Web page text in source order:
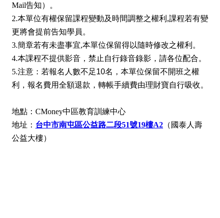
Mail告知）。
2.本單位有權保留課程變動及時間調整之權利,課程若有變
更將會提前告知學員。
3.簡章若有未盡事宜,本單位保留得以隨時修改之權利。
4.本課程不提供影音，禁止自行錄音錄影，請各位配合。
5.注意： 若報名人數不足10名，本單位保留不開班之權
利，報名費用全額退款，轉帳手續費由理財寶自行吸收。
地點：CMoney中區教育訓練中心
地址： 台中市南屯區公益路二段51號19樓A2 （國泰人壽
公益大樓）